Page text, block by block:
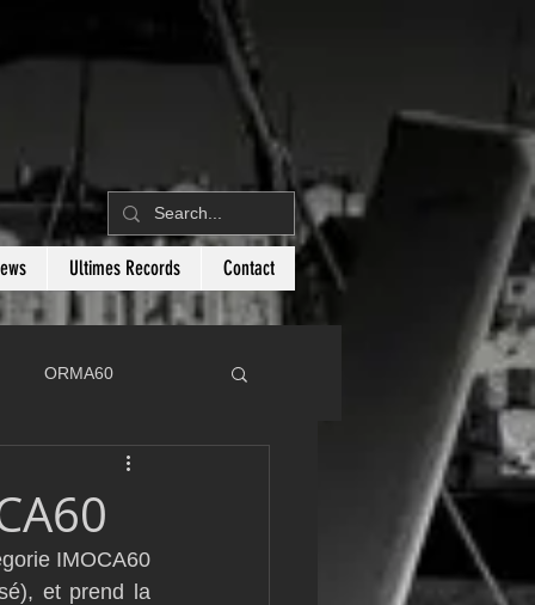
Ultimes Records Contact
ORMA60
L&#39;Hydroptère
IMOCA60
et prend la